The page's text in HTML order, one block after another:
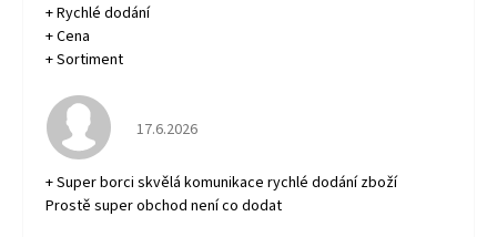
+ Rychlé dodání
+ Cena
+ Sortiment
Hodnocení obchodu je 5 z 5 hvězdiček.
17.6.2026
+ Super borci skvělá komunikace rychlé dodání zboží
Prostě super obchod není co dodat